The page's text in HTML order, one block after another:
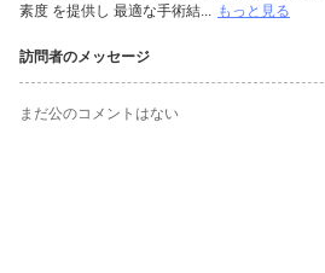
素度 を提供し 最適な手術結... もっと見る
訪問者のメッセージ
まだ公のコメントはない